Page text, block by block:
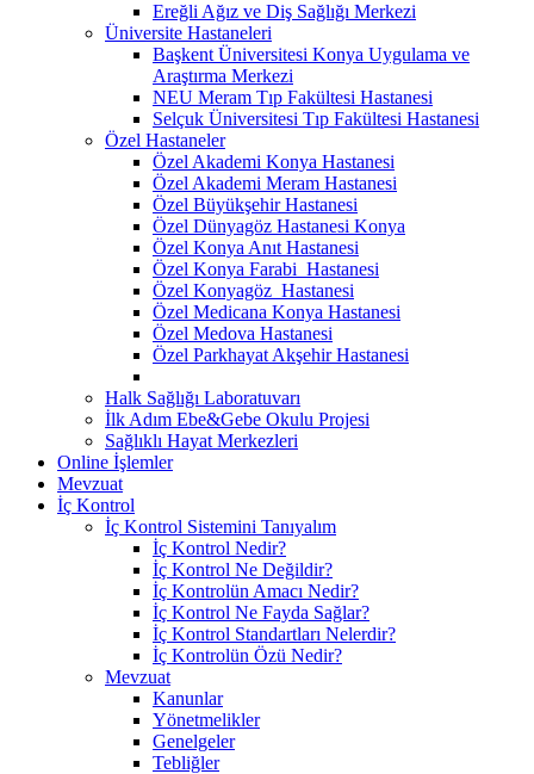
Ereğli Ağız ve Diş Sağlığı Merkezi
Üniversite Hastaneleri
Başkent Üniversitesi Konya Uygulama ve
Araştırma Merkezi
NEU Meram Tıp Fakültesi Hastanesi
Selçuk Üniversitesi Tıp Fakültesi Hastanesi
Özel Hastaneler
Özel Akademi Konya Hastanesi
Özel Akademi Meram Hastanesi
Özel Büyükşehir Hastanesi
Özel Dünyagöz Hastanesi Konya
Özel Konya Anıt Hastanesi
Özel Konya Farabi Hastanesi
Özel Konyagöz Hastanesi
Özel Medicana Konya Hastanesi
Özel Medova Hastanesi
Özel Parkhayat Akşehir Hastanesi
Halk Sağlığı Laboratuvarı
İlk Adım Ebe&Gebe Okulu Projesi
Sağlıklı Hayat Merkezleri
Online İşlemler
Mevzuat
İç Kontrol
İç Kontrol Sistemini Tanıyalım
İç Kontrol Nedir?
İç Kontrol Ne Değildir?
İç Kontrolün Amacı Nedir?
İç Kontrol Ne Fayda Sağlar?
İç Kontrol Standartları Nelerdir?
İç Kontrolün Özü Nedir?
Mevzuat
Kanunlar
Yönetmelikler
Genelgeler
Tebliğler